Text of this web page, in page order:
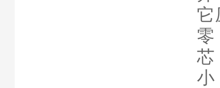
它
零
芯
小